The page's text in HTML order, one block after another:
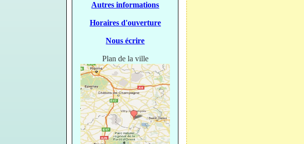
Autres informations
Horaires d'ouverture
Nous écrire
Plan de la ville